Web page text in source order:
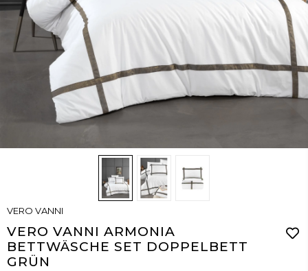
VERO VANNI
VERO VANNI ARMONIA
BETTWÄSCHE SET DOPPELBETT
GRÜN